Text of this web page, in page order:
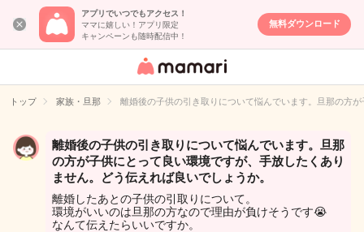
アプリでいつでもアクセス！
ママに嬉しい！アプリ限定
キャンペーンも随時配信中！
無料ダウンロード
女性専用匿名QA
イト
トップ 家族・旦那 離婚後の子供の引き取りについて悩んでいます。旦那の方
離婚後の子供の引き取りについて悩んでいます。旦那
の方が子供にとって良い環境ですが、手放したくあり
ません。どう伝えれば良いでしょうか。
離婚したあとの子供の引取りについて。
環境がいいのは旦那の方なので理由が負けそうです😭
なんて伝えたらいいですか。